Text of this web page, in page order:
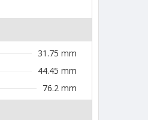
31.75 mm
44.45 mm
76.2 mm